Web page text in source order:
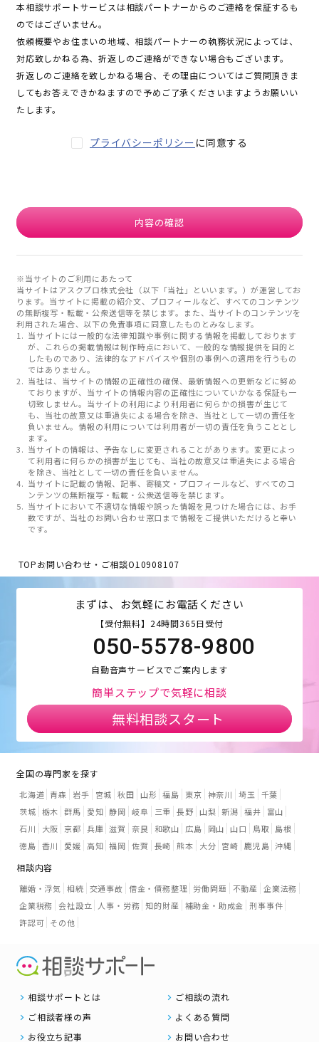
本相談サポートサービスは相談パートナーからのご連絡を保証するも
のではございません。
依頼概要やお住まいの地域、相談パートナーの執務状況によっては、
対応致しかねる為、折返しのご連絡ができない場合もございます。
折返しのご連絡を致しかねる場合、その理由についてはご質問頂きま
してもお答えできかねますので予めご了承くださいますようお願いい
たします。
プライバシーポリシー に同意する
内容の確認
※当サイトのご利用にあたって
当サイトはアスクプロ株式会社（以下「当社」といいます。）が運営してお
ります。当サイトに掲載の紹介文、プロフィールなど、すべてのコンテンツ
の無断複写・転載・公衆送信等を禁じます。また、当サイトのコンテンツを
利用された場合、以下の免責事項に同意したものとみなします。
当サイトには一般的な法律知識や事例に関する情報を掲載しております
が、これらの掲載情報は制作時点において、一般的な情報提供を目的と
したものであり、法律的なアドバイスや個別の事例への適用を行うもの
ではありません。
当社は、当サイトの情報の正確性の確保、最新情報への更新などに努め
ておりますが、当サイトの情報内容の正確性についていかなる保証も一
切致しません。当サイトの利用により利用者に何らかの損害が生じて
も、当社の故意又は重過失による場合を除き、当社として一切の責任を
負いません。情報の利用については利用者が一切の責任を負うこととし
ます。
当サイトの情報は、予告なしに変更されることがあります。変更によっ
て利用者に何らかの損害が生じても、当社の故意又は重過失による場合
を除き、当社として一切の責任を負いません。
当サイトに記載の情報、記事、寄稿文・プロフィールなど、すべてのコ
ンテンツの無断複写・転載・公衆送信等を禁じます。
当サイトにおいて不適切な情報や誤った情報を見つけた場合には、お手
数ですが、当社のお問い合わせ窓口まで情報をご提供いただけると幸い
です。
TOPお問い合わせ・ご相談O10908107
まずは、お気軽にお電話ください
【受付無料】24時間365日受付
050-5578-9800
自動音声サービスでご案内します
簡単ステップで気軽に相談
無料相談スタート
全国の専門家を探す
北海道 青森 岩手 宮城 秋田 山形 福島 東京 神奈川 埼玉
千葉
茨城 栃木 群馬 愛知 静岡 岐阜 三重 長野 山梨 新潟 福井
富山
石川
大阪 京都 兵庫 滋賀 奈良 和歌山 広島 岡山 山口 鳥取
島根
徳島 香川 愛媛 高知 福岡 佐賀 長崎 熊本 大分 宮崎 鹿児島 沖縄
相談内容
離婚・浮気 相続 交通事故 借金・債務整理 労働問題 不動産 企業法務
企業税務 会社設立 人事・労務 知的財産 補助金・助成金 刑事事件
許認可 その他
相談サポートとは
ご相談の流れ
ご相談者様の声
よくある質問
お役立ち記事
お問い合わせ